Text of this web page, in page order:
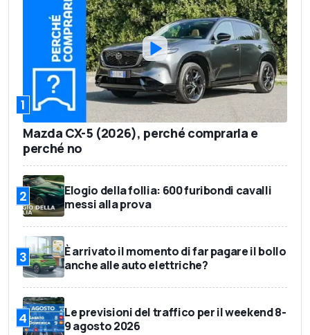
1
Mazda CX-5 (2026), perché comprarla e
perché no
2
Elogio della follia: 600 furibondi cavalli
messi alla prova
3
È arrivato il momento di far pagare il bollo
anche alle auto elettriche?
4
Le previsioni del traffico per il weekend 8-
9 agosto 2026